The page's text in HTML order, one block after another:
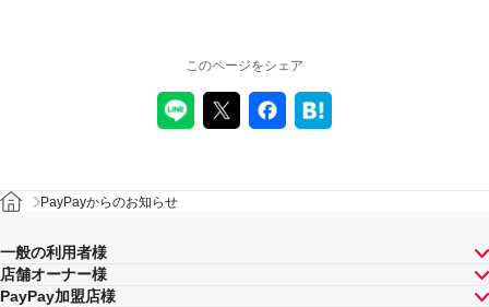
このページをシェア
PayPayからのお知らせ
一般の利用者様
店舗オーナー様
PayPay加盟店様